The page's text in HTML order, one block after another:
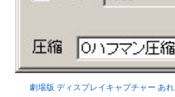
劇場版 ディスプレイキャプチャー あれ